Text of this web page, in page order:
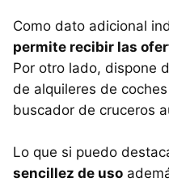
Como dato adicional
permite recibir las
Por otro lado, dispone
de alquileres de
buscador de cruceros
Lo que si puedo
sencillez de uso